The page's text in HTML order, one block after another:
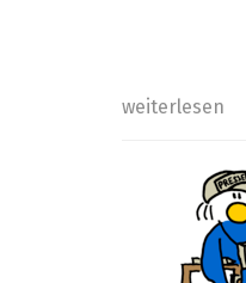
weiterlesen